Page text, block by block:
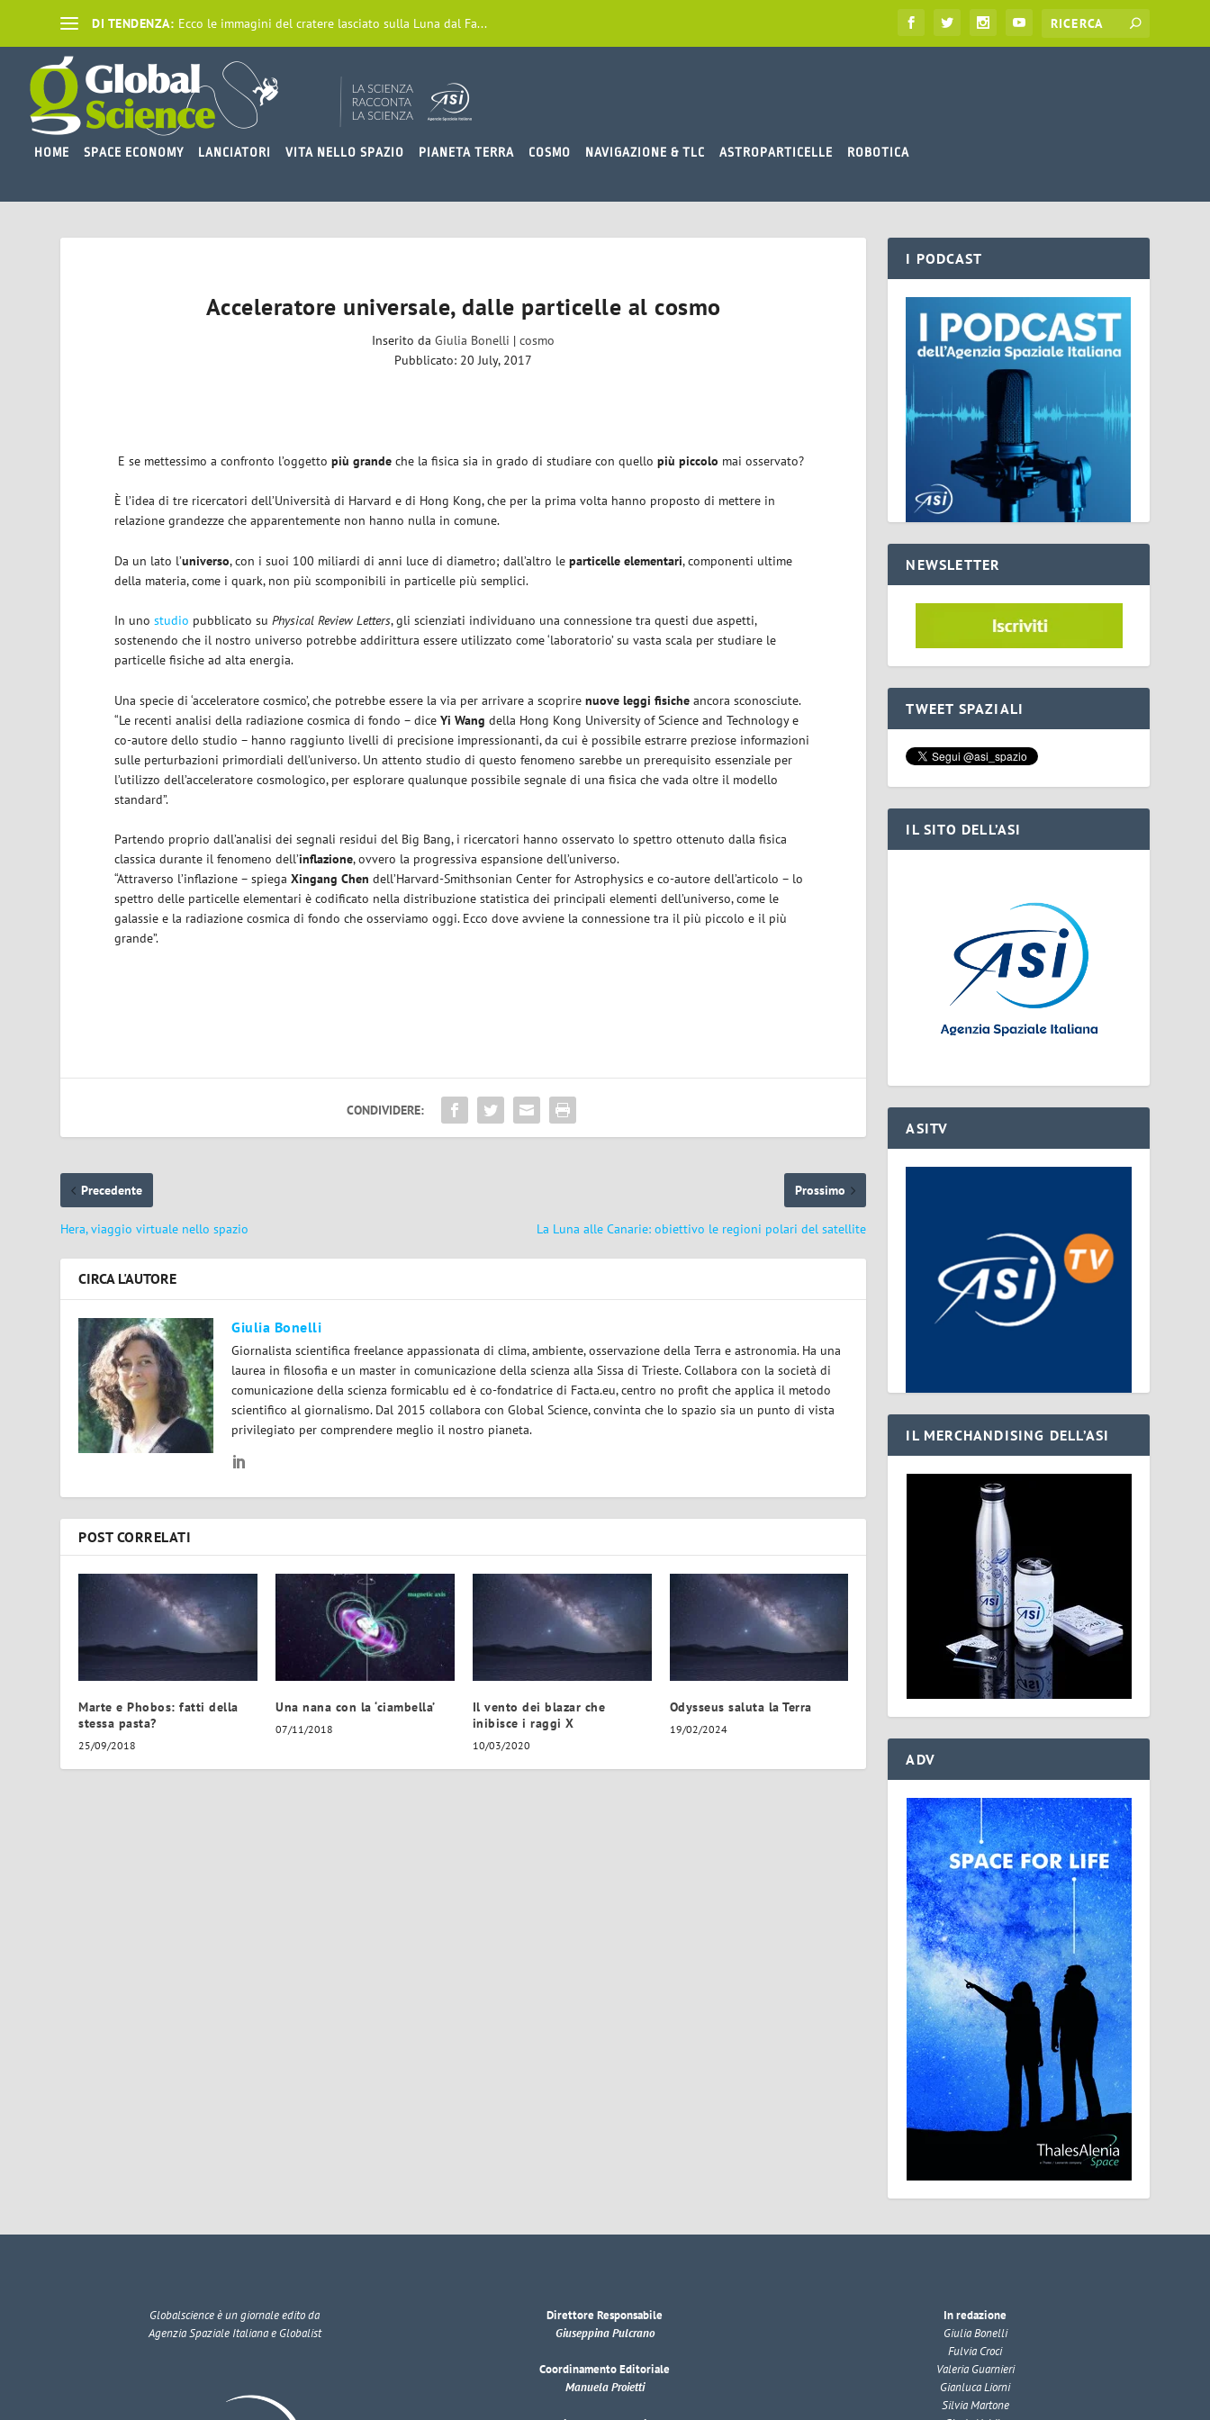
DI TENDENZA: Ecco le immagini del cratere lasciato sulla Luna dal Fa...
HOME SPACE ECONOMY LANCIATORI VITA NELLO SPAZIO PIANETA TERRA COSMO NAVIGAZIONE & TLC ASTROPARTICELLE ROBOTICA
Acceleratore universale, dalle particelle al cosmo
Inserito daGiulia Bonelli |cosmo
Pubblicato: 20 July, 2017
E se mettessimo a confronto l’oggettopiù grande che la fisica sia in grado di studiare con quellopiù piccolo mai osservato?
È l’idea di tre ricercatori dell’Università di Harvard e di Hong Kong, che per la prima volta hanno proposto di mettere in
relazione grandezze che apparentemente non hanno nulla in comune.
Da un lato l’universo, con i suoi 100 miliardi di anni luce di diametro; dall’altro leparticelle elementari, componenti ultime
della materia, come i quark, non più scomponibili in particelle più semplici.
In unostudio pubblicato suPhysical Review Letters, gli scienziati individuano una connessione tra questi due aspetti,
sostenendo che il nostro universo potrebbe addirittura essere utilizzato come ‘laboratorio’ su vasta scala per studiare le
particelle fisiche ad alta energia.
Una specie di ‘acceleratore cosmico’, che potrebbe essere la via per arrivare a scoprirenuove leggi fisiche ancora sconosciute.
“Le recenti analisi della radiazione cosmica di fondo – diceYi Wang della Hong Kong University of Science and Technology e
co-autore dello studio – hanno raggiunto livelli di precisione impressionanti, da cui è possibile estrarre preziose informazioni
sulle perturbazioni primordiali dell’universo. Un attento studio di questo fenomeno sarebbe un prerequisito essenziale per
l’utilizzo dell’acceleratore cosmologico, per esplorare qualunque possibile segnale di una fisica che vada oltre il modello
standard”.
Partendo proprio dall’analisi dei segnali residui del Big Bang, i ricercatori hanno osservato lo spettro ottenuto dalla fisica
classica durante il fenomeno dell’inflazione, ovvero la progressiva espansione dell’universo.
“Attraverso l’inflazione – spiegaXingang Chen dell’Harvard-Smithsonian Center for Astrophysics e co-autore dell’articolo – lo
spettro delle particelle elementari è codificato nella distribuzione statistica dei principali elementi dell’universo, come le
galassie e la radiazione cosmica di fondo che osserviamo oggi. Ecco dove avviene la connessione tra il più piccolo e il più
grande”.
CONDIVIDERE:
Precedente
Hera, viaggio virtuale nello spazio
Prossimo
La Luna alle Canarie: obiettivo le regioni polari del satellite
CIRCA L'AUTORE
Giulia Bonelli
Giornalista scientifica freelance appassionata di clima, ambiente, osservazione della Terra e astronomia. Ha una
laurea in filosofia e un master in comunicazione della scienza alla Sissa di Trieste. Collabora con la società di
comunicazione della scienza formicablu ed è co-fondatrice di Facta.eu, centro no profit che applica il metodo
scientifico al giornalismo. Dal 2015 collabora con Global Science, convinta che lo spazio sia un punto di vista
privilegiato per comprendere meglio il nostro pianeta.
POST CORRELATI
Marte e Phobos: fatti della
stessa pasta?
25/09/2018
Una nana con la ‘ciambella’
07/11/2018
Il vento dei blazar che
inibisce i raggi X
10/03/2020
Odysseus saluta la Terra
19/02/2024
I PODCAST
NEWSLETTER
TWEET SPAZIALI
IL SITO DELL’ASI
ASITV
IL MERCHANDISING DELL’ASI
ADV
Globalscienceè un giornale edito da
Agenzia Spaziale Italiana e Globalist
Direttore Responsabile
Giuseppina Pulcrano
Coordinamento Editoriale
Manuela Proietti
In redazione
Giulia Bonelli
Fulvia Croci
Valeria Guarnieri
Gianluca Liorni
Silvia Martone